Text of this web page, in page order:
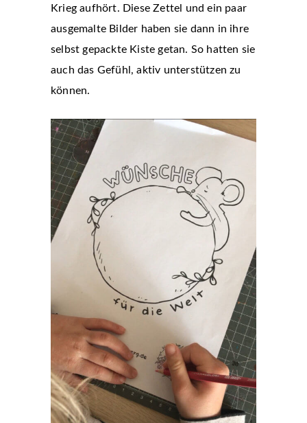
Krieg aufhört. Diese Zettel und ein paar
ausgemalte Bilder haben sie dann in ihre
selbst gepackte Kiste getan. So hatten sie
auch das Gefühl, aktiv unterstützen zu
können.